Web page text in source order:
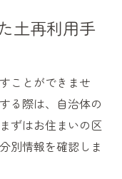
土再利用手
ことができませ
る際は、自治体の
ずはお住まいの区
別情報を確認しま